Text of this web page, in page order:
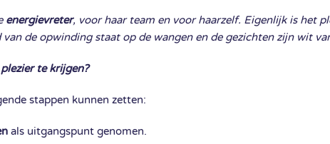
energievreter, voor haar team en voor haarzelf. Eigenlijk is het
de opwinding staat op de wangen en de gezichten zijn wit
te krijgen?
stappen kunnen zetten:
als uitgangspunt genomen.